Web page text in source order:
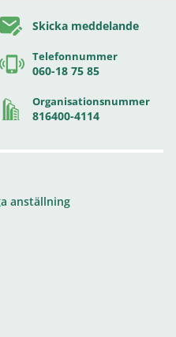
Skicka meddelande
Telefonnummer
060-18 75 85
Organisationsnummer
816400-4114
anställning